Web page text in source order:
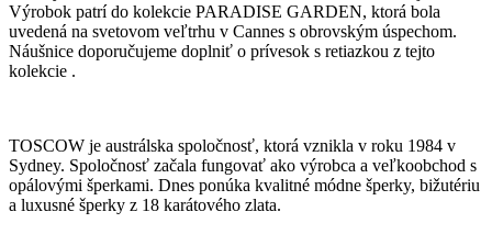
Výrobok patrí do kolekcie PARADISE GARDEN, ktorá bola
uvedená na svetovom veľtrhu v Cannes s obrovským úspechom.
Náušnice doporučujeme doplniť o prívesok s retiazkou z tejto
kolekcie .
TOSCOW je austrálska spoločnosť, ktorá vznikla v roku 1984 v
Sydney. Spoločnosť začala fungovať ako výrobca a veľkoobchod s
opálovými šperkami. Dnes ponúka kvalitné módne šperky, bižutériu
a luxusné šperky z 18 karátového zlata.